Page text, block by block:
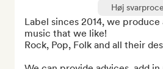
Høj
Label sinces 2014, we
music that we like!
Rock, Pop, Folk and all their